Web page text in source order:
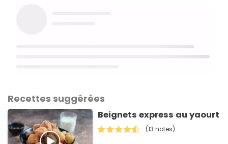
Recettes suggérées
Beignets express au yaourt
(13 notes)